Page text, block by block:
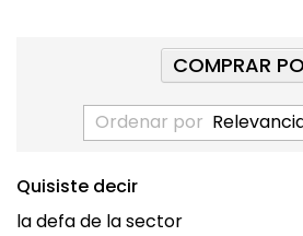
Ordenar por
Quisiste decir
la defa de la sector
COMPRAR